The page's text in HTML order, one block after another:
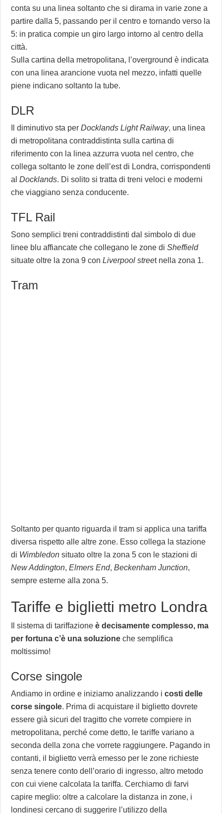
conta su una linea soltanto che si dirama in varie zone a
partire dalla 5, passando per il centro e tornando verso la
5: in pratica compie un giro largo intorno al centro della
città.
Sulla cartina della metropolitana, l’overground è indicata
con una linea arancione vuota nel mezzo, infatti quelle
piene indicano soltanto la tube.
DLR
Il diminutivo sta perDocklands Light Railway, una linea
di metropolitana contraddistinta sulla cartina di
riferimento con la linea azzurra vuota nel centro, che
collega soltanto le zone dell’est di Londra, corrispondenti
alDocklands. Di solito si tratta di treni veloci e moderni
che viaggiano senza conducente.
TFL Rail
Sono semplici treni contraddistinti dal simbolo di due
linee blu affiancate che collegano le zone diSheffield
situate oltre la zona 9 conLiverpool street nella zona 1.
Tram
Soltanto per quanto riguarda il tram si applica una tariffa
diversa rispetto alle altre zone. Esso collega la stazione
di Wimbledon situato oltre la zona 5 con le stazioni di
New Addington,Elmers End,Beckenham Junction,
sempre esterne alla zona 5.
Tariffe e biglietti metro Londra
Il sistema di tariffazione è decisamente complesso, ma
per fortuna c’è una soluzione che semplifica
moltissimo!
Corse singole
Andiamo in ordine e iniziamo analizzando icosti delle
corse singole. Prima di acquistare il biglietto dovrete
essere già sicuri del tragitto che vorrete compiere in
metropolitana, perché come detto, le tariffe variano a
seconda della zona che vorrete raggiungere. Pagando in
contanti, il biglietto verrà emesso per le zone richieste
senza tenere conto dell’orario di ingresso, altro metodo
con cui viene calcolata la tariffa. Cerchiamo di farvi
capire meglio: oltre a calcolare la distanza in zone, i
londinesi cercano di suggerire l’utilizzo della